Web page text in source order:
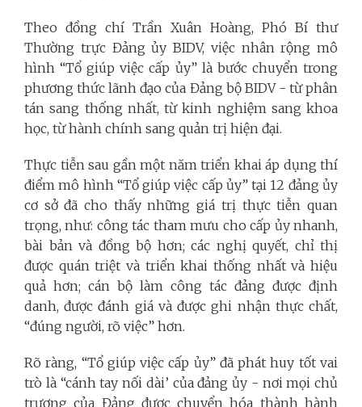
Theo đồng chí Trần Xuân Hoàng, Phó Bí thư
Thường trực Đảng ủy BIDV, việc nhân rộng mô
hình “Tổ giúp việc cấp ủy” là bước chuyển trong
phương thức lãnh đạo của Đảng bộ BIDV - từ phân
tán sang thống nhất, từ kinh nghiệm sang khoa
học, từ hành chính sang quản trị hiện đại.
Thực tiễn sau gần một năm triển khai áp dụng thí
điểm mô hình “Tổ giúp việc cấp ủy” tại 12 đảng ủy
cơ sở đã cho thấy những giá trị thực tiễn quan
trọng, như: công tác tham mưu cho cấp ủy nhanh,
bài bản và đồng bộ hơn; các nghị quyết, chỉ thị
được quán triệt và triển khai thống nhất và hiệu
quả hơn; cán bộ làm công tác đảng được định
danh, được đánh giá và được ghi nhận thực chất,
“đúng người, rõ việc” hơn.
Rõ ràng, “Tổ giúp việc cấp ủy” đã phát huy tốt vai
trò là “cánh tay nối dài’ của đảng ủy - nơi mọi chủ
trương của Đảng được chuyển hóa thành hành